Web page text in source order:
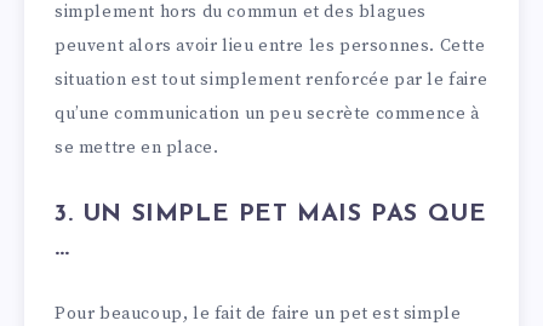
simplement hors du commun et des blagues
peuvent alors avoir lieu entre les personnes. Cette
situation est tout simplement renforcée par le faire
qu’une communication un peu secrète commence à
se mettre en place.
3. UN SIMPLE PET MAIS PAS QUE
…
Pour beaucoup, le fait de faire un pet est simple